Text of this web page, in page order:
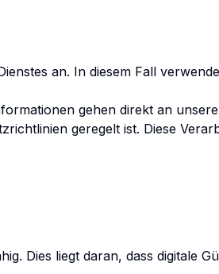
an. In diesem Fall
gehen direkt an
geregelt ist. Diese
Dies liegt daran, dass digitale